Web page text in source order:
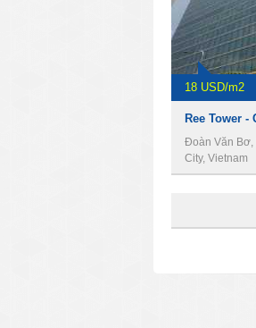
18 USD/m2
Đoàn Văn Bơ,
City, Vietnam